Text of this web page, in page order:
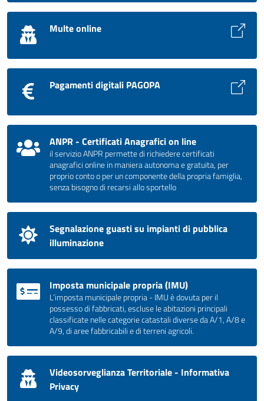
Multe online
Pagamenti digitali PAGOPA
ANPR - Certificati Anagrafici on line
il servizio ANPR permette di richiedere certificati
anagrafici online in maniera autonoma e gratuita, per
proprio conto o per un componente della propria famiglia,
senza bisogno di recarsi allo sportello
Segnalazione guasti su impianti di pubblica
illuminazione
Imposta municipale propria (IMU)
L’imposta municipale propria - IMU è dovuta per il
possesso di fabbricati, escluse le abitazioni principali
classificate nelle categorie catastali diverse da A/1, A/8 e
A/9, di aree fabbricabili e di terreni agricoli.
Videosorveglianza Territoriale - Informativa
Privacy